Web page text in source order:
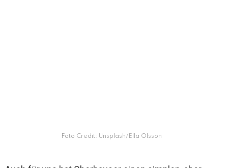
Foto Credit: Unsplash/Ella Olsson